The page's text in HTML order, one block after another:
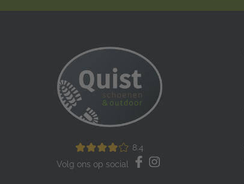
8.4
Volg ons op social